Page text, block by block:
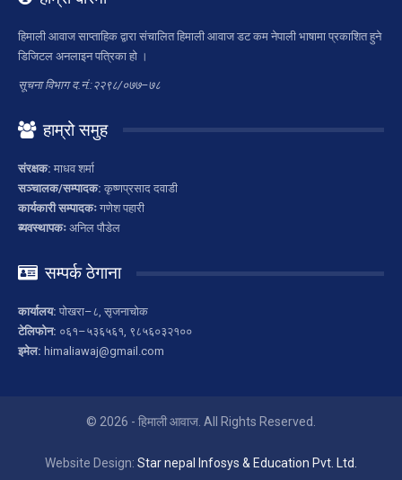
हिमाली आवाज साप्ताहिक द्वारा संचालित हिमाली आवाज डट कम नेपाली भाषामा प्रकाशित हुने
डिजिटल अनलाइन पत्रिका हो ।
सूचना विभाग द.नं.:२२९८/०७७–७८
हाम्रो समुह
संरक्षक: माधव शर्मा
सञ्चालक/सम्पादक: कृष्णप्रसाद दवाडी
कार्यकारी सम्पादकः गणेश पहारी
ब्यवस्थापकः अनिल पौडेल
सम्पर्क ठेगाना
कार्यालय: पोखरा–८, सृजनाचोक
टेलिफोन: ०६१–५३६५६१, ९८५६०३२१००
इमेल: himaliawaj@gmail.com
© 2026 - हिमाली आवाज. All Rights Reserved.
Website Design: Star nepal Infosys & Education Pvt. Ltd.